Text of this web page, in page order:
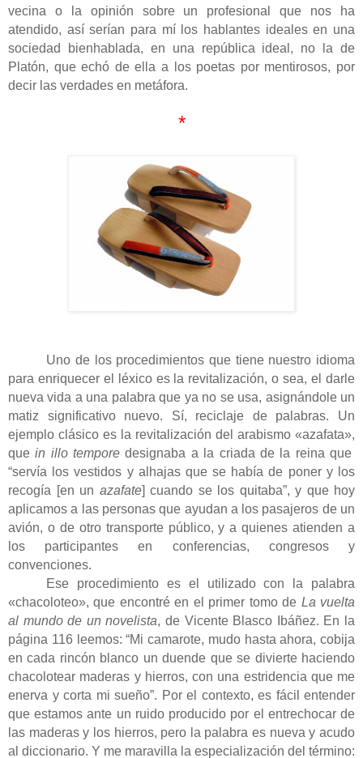
vecina o la opinión sobre un profesional que nos ha
atendido, así serían para mí los hablantes ideales en una
sociedad bienhablada, en una república ideal, no la de
Platón, que echó de ella a los poetas por mentirosos, por
decir las verdades en metáfora.
*
Uno de los procedimientos que tiene nuestro idioma
para enriquecer el léxico es la revitalización, o sea, el darle
nueva vida a una palabra que ya no se usa, asignándole un
matiz significativo nuevo. Sí, reciclaje de palabras. Un
ejemplo clásico es la revitalización del arabismo «azafata»,
quein illo tempore designaba a la criada de la reina que
“servía los vestidos y alhajas que se había de poner y los
recogía [en un azafate] cuando se los quitaba”, y que hoy
aplicamos a las personas que ayudan a los pasajeros de un
avión, o de otro transporte público, y a quienes atienden a
los participantes en conferencias, congresos y
convenciones.
Ese procedimiento es el utilizado con la palabra
«chacoloteo», que encontré en el primer tomo de La vuelta
al mundo de un novelista, de Vicente Blasco Ibáñez. En la
página 116 leemos: “Mi camarote, mudo hasta ahora, cobija
en cada rincón blanco un duende que se divierte haciendo
chacolotear maderas y hierros, con una estridencia que me
enerva y corta mi sueño”. Por el contexto, es fácil entender
que estamos ante un ruido producido por el entrechocar de
las maderas y los hierros, pero la palabra es nueva y acudo
al diccionario. Y me maravilla la especialización del término: